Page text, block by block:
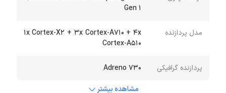
Gen ۱
مدل پردازنده
۱x Cortex-X۲ + ۳x Cortex-A۷۱۰ + ۴x
Cortex-A۵۱۰
پردازنده گرافیکی
Adreno ۷۳۰
مشاهده بیشتر